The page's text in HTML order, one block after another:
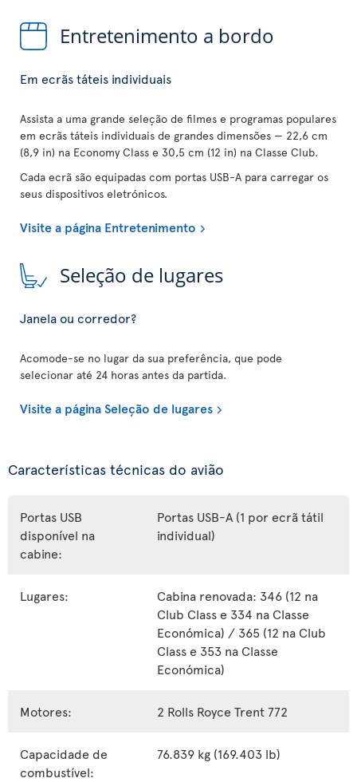
Entretenimento a bordo
Em ecrãs táteis individuais
Assista a uma grande seleção de filmes e programas populares
em ecrãs táteis individuais de grandes dimensões — 22,6 cm
(8,9 in) na Economy Class e 30,5 cm (12 in) na Classe Club.
Cada ecrã são equipadas com portas USB-A para carregar os
seus dispositivos eletrónicos.
Visite a página Entretenimento
Seleção de lugares
Janela ou corredor?
Acomode-se no lugar da sua preferência, que pode
selecionar até 24 horas antes da partida.
Visite a página Seleção de lugares
Características técnicas do avião
Portas USB
disponível na
cabine:
Portas USB-A (1 por ecrã tátil
individual)
Lugares:
Cabina renovada: 346 (12 na
Club Class e 334 na Classe
Económica) / 365 (12 na Club
Class e 353 na Classe
Económica)
Motores: 2 Rolls Royce Trent 772
Capacidade de
combustível:
76.839 kg (169.403 lb)